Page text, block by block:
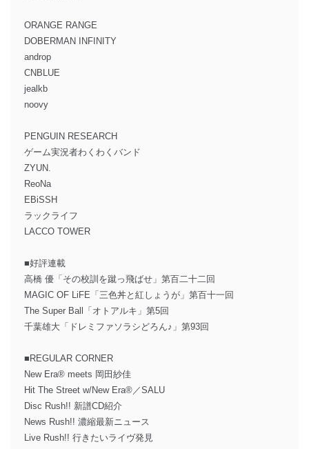
ORANGE RANGE
DOBERMAN INFINITY
androp
CNBLUE
jealkb
noovy
PENGUIN RESEARCH
ゲーム実況者わくわくバンド
ZYUN.
ReoNa
EBiSSH
ラックライフ
LACCO TOWER
■好評連載
高橋 優「その校訓を蹴っ飛ばせ」第百二十二回
MAGIC OF LiFE「三色丼と紅しょうが」第百十一回
The Super Ball「オトアルキ」第5回
千葉雄大「ドレミファソラシどろん♪」第93回
■REGULAR CORNER
New Era® meets 岡田紗佳
Hit The Street w/New Era®／SALU
Disc Rush!! 新譜CD紹介
News Rush!! 濃縮最新ニュース
Live Rush!! 行きたいライヴ発見